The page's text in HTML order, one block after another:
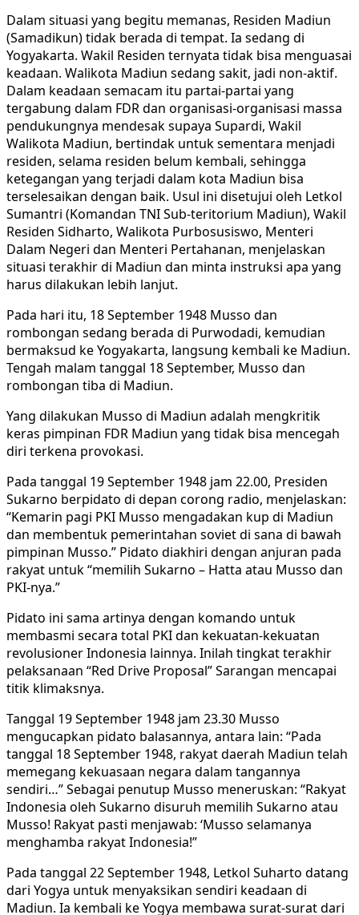
Dalam situasi yang begitu memanas, Residen Madiun
(Samadikun) tidak berada di tempat. Ia sedang di
Yogyakarta. Wakil Residen ternyata tidak bisa menguasai
keadaan. Walikota Madiun sedang sakit, jadi non-aktif.
Dalam keadaan semacam itu partai-partai yang
tergabung dalam FDR dan organisasi-organisasi massa
pendukungnya mendesak supaya Supardi, Wakil
Walikota Madiun, bertindak untuk sementara menjadi
residen, selama residen belum kembali, sehingga
ketegangan yang terjadi dalam kota Madiun bisa
terselesaikan dengan baik. Usul ini disetujui oleh Letkol
Sumantri (Komandan TNI Sub-teritorium Madiun), Wakil
Residen Sidharto, Walikota Purbosusiswo, Menteri
Dalam Negeri dan Menteri Pertahanan, menjelaskan
situasi terakhir di Madiun dan minta instruksi apa yang
harus dilakukan lebih lanjut.
Pada hari itu, 18 September 1948 Musso dan
rombongan sedang berada di Purwodadi, kemudian
bermaksud ke Yogyakarta, langsung kembali ke Madiun.
Tengah malam tanggal 18 September, Musso dan
rombongan tiba di Madiun.
Yang dilakukan Musso di Madiun adalah mengkritik
keras pimpinan FDR Madiun yang tidak bisa mencegah
diri terkena provokasi.
Pada tanggal 19 September 1948 jam 22.00, Presiden
Sukarno berpidato di depan corong radio, menjelaskan:
“Kemarin pagi PKI Musso mengadakan kup di Madiun
dan membentuk pemerintahan soviet di sana di bawah
pimpinan Musso.” Pidato diakhiri dengan anjuran pada
rakyat untuk “memilih Sukarno – Hatta atau Musso dan
PKI-nya.”
Pidato ini sama artinya dengan komando untuk
membasmi secara total PKI dan kekuatan-kekuatan
revolusioner Indonesia lainnya. Inilah tingkat terakhir
pelaksanaan “Red Drive Proposal” Sarangan mencapai
titik klimaksnya.
Tanggal 19 September 1948 jam 23.30 Musso
mengucapkan pidato balasannya, antara lain: “Pada
tanggal 18 September 1948, rakyat daerah Madiun telah
memegang kekuasaan negara dalam tangannya
sendiri…” Sebagai penutup Musso meneruskan: “Rakyat
Indonesia oleh Sukarno disuruh memilih Sukarno atau
Musso! Rakyat pasti menjawab: ‘Musso selamanya
menghamba rakyat Indonesia!”
Pada tanggal 22 September 1948, Letkol Suharto datang
dari Yogya untuk menyaksikan sendiri keadaan di
Madiun. Ia kembali ke Yogya membawa surat-surat dari